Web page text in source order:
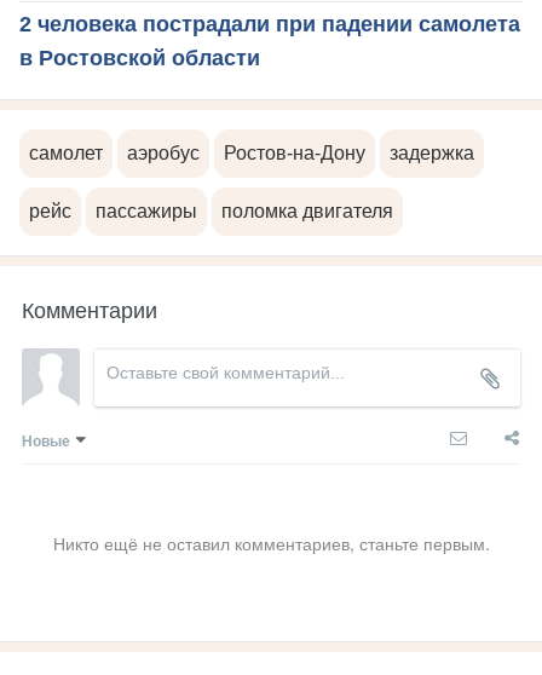
2 человека пострадали при падении самолета
в Ростовской области
самолет аэробус Ростов-на-Дону задержка
рейс пассажиры поломка двигателя
Комментарии
Новые
Никто ещё не оставил комментариев, станьте первым.